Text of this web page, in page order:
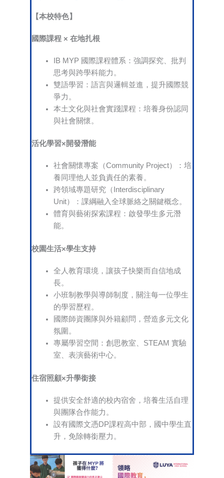
【本校特色】
國際課程 × 在地扎根
IB MYP 國際課程體系：強調探究、批判
思考與跨學科能力。
雙語學習：語言與邏輯並進，提升國際競
爭力。
本土文化與社會實踐課程：培養身份認同
與社會關懷。
活化學習×開發潛能
社會關懷專案（Community Project）：培
養同理他人並負責任的素養。
跨領域專題研究（Interdisciplinary
Unit）：課綱融入全球脈絡之關鍵概念。
體育與藝術探索課程：啟發學生多元潛
能。
校園生活×學生支持
全人教育環境，讓孩子快樂而自信地成
長。
小班制教學與導師制度，關注每一位學生
的學習歷程。
國際師資團隊與外籍顧問，營造多元文化
氛圍。
專屬學習空間：創思教室、STEAM 實驗
室、表演藝術中心。
住宿照顧×升學銜接
提供安全舒適的校內宿舍，培養生活自理
與團隊合作能力。
設有國際文憑DP課程高中部，國中學生直
升，免除轉銜壓力。